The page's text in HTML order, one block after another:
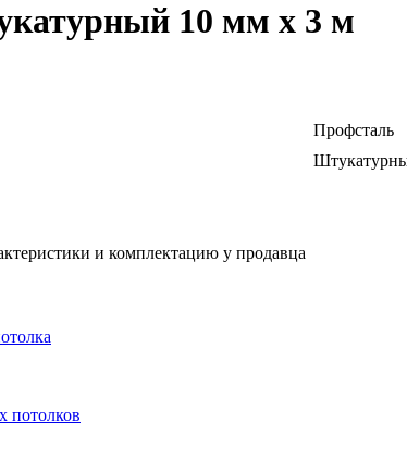
10 мм х 3 м
Профсталь
и комплектацию у продавца
потолков